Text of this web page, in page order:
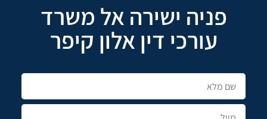
פניה ישירה אל משרד
עורכי דין אלון קיפר